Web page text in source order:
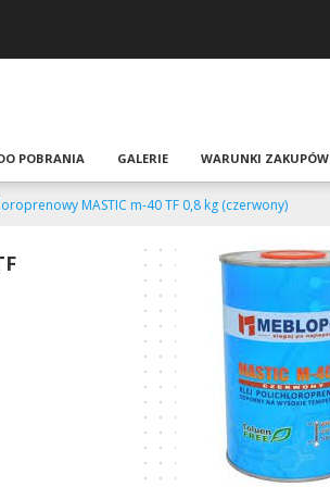
POBRANIA GALERIE WARUNKI ZAKUPÓW
MASTIC m-40 TF 0,8 kg (czerwony)